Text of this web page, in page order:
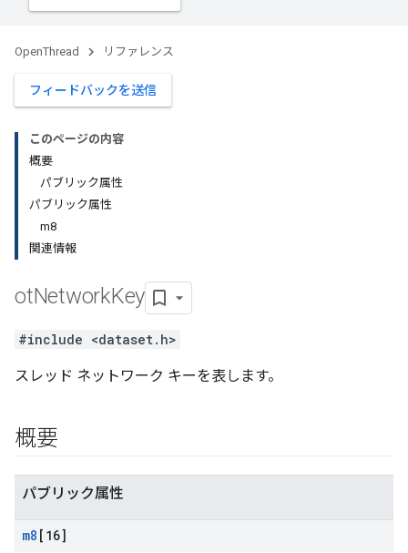
OpenThread リファレンス
フィードバックを送信
このページの内容
概要
パブリック属性
パブリック属性
m8
関連情報
otNetworkKey
#include <dataset.h>
スレッド ネットワーク キーを表します。
概要
パブリック属性
m8 [16]